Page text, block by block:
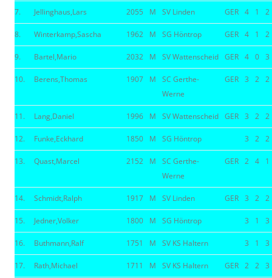
7. Jellinghaus,Lars 2055 M SV Linden GER 4 1 2
8. Winterkamp,Sascha 1962 M SG Höntrop GER 4 1 2
9. Bartel,Mario 2032 M SV Wattenscheid GER 4 0 3
10. Berens,Thomas 1907 M
SC Gerthe-
Werne
GER 3 2 2
11. Lang,Daniel 1996 M SV Wattenscheid GER 3 2 2
12. Funke,Eckhard 1850 M SG Höntrop 3 2 2
13. Quast,Marcel 2152 M
SC Gerthe-
Werne
GER 2 4 1
14. Schmidt,Ralph 1917 M SV Linden GER 3 2 2
15. Jedner,Volker 1800 M SG Höntrop 3 1 3
16. Buthmann,Ralf 1751 M SV KS Haltern 3 1 3
17. Rath,Michael 1711 M SV KS Haltern GER 2 2 3